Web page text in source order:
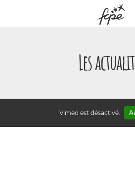
Les
Vimeo est désactivé.
Panneau de gestion des cookies